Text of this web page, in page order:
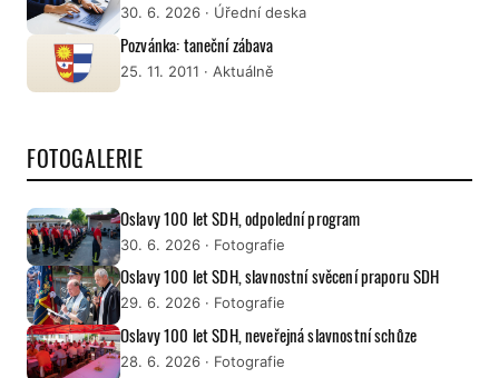
30. 6. 2026 · Úřední deska
Pozvánka: taneční zábava
25. 11. 2011 · Aktuálně
FOTOGALERIE
Oslavy 100 let SDH, odpolední program
30. 6. 2026 · Fotografie
Oslavy 100 let SDH, slavnostní svěcení praporu SDH
29. 6. 2026 · Fotografie
Oslavy 100 let SDH, neveřejná slavnostní schůze
28. 6. 2026 · Fotografie